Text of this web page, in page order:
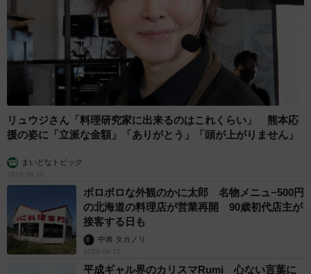
リュウジさん「料理研究家に出来るのはこれくらい」 熊本応
援の姿に「立派な金額」「ありがとう」「頭が上がりません」
まいどなトピック
2026.08.10
ボロボロな外観のかに太郎 名物メニュ−500円
の北海道の料理店が営業再開 90歳初代店主が
接客する日も
中将 タカノリ
2026.08.10
平成ギャル界のカリスマRumi 心ない言葉に